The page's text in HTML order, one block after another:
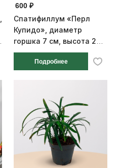
600 ₽
Спатифиллум «Перл
Купидо», диаметр
горшка 7 см, высота 24
см
Подробнее